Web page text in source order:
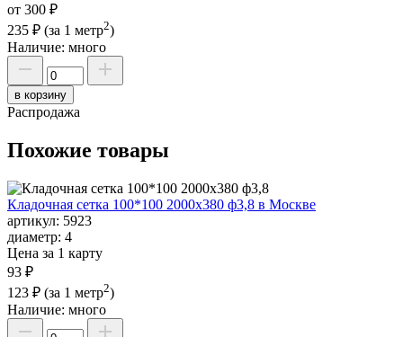
от 300 ₽
235 ₽ (за 1 метр2)
Наличие: много
в корзину
Распродажа
Похожие товары
Кладочная сетка 100*100 2000х380 ф3,8 в Москве
артикул: 5923
диаметр: 4
Цена за 1 карту
93 ₽
123 ₽ (за 1 метр2)
Наличие: много